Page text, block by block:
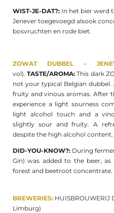
WIST-JE-DAT?: In het bier werd
Jenever toegevoegd alsook
bosvruchten en rode biet.
ZOWAT DUBBEL –
vol).TASTE/AROMA: This dark
not your typical Belgian
fruity and vinous aromas. After
experience a light sourness
light alcohol touch and a
slightly sour and fruity. A
despite the high alcohol content.
DID-YOU-KNOW?: During
Gin) was added to the beer,
forest and beetroot concentrate.
BREWERIES: HUISBROUWERIJ
Limburg)